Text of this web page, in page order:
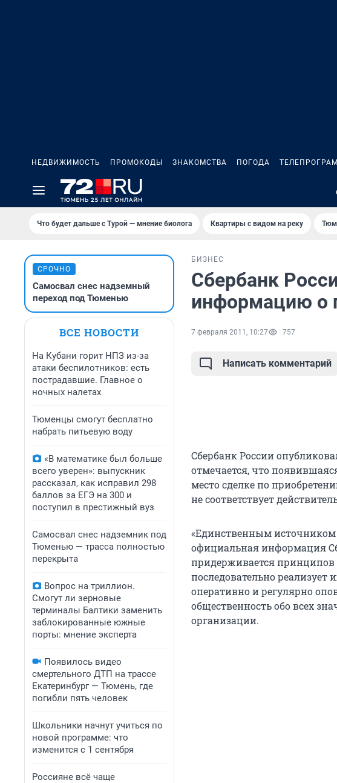
НЕДВИЖИМОСТЬ ПРОМОКОДЫ ЗНАКОМСТВА ПОГОДА
Что будет дальше с Турой — мнение биолога Квартиры с видом на реку
СРОЧНО
Самосвал снес надземный
переход под Тюменью
ВСЕ НОВОСТИ
На Кубани горит НПЗ из-за
атаки беспилотников: есть
пострадавшие. Главное о
ночных налетах
Тюменцы смогут бесплатно
набрать питьевую воду
«В математике был больше
всего уверен»: выпускник
рассказал, как исправил 298
баллов за ЕГЭ на 300 и
поступил в престижный вуз
Самосвал снес надземник под
Тюменью — трасса полностью
перекрыта
Вопрос на триллион.
Смогут ли зерновые
терминалы Балтики заменить
заблокированные южные
порты: мнение эксперта
Появилось видео
смертельного ДТП на трассе
Екатеринбург — Тюмень, где
погибли пять человек
Школьники начнут учиться по
новой программе: что
изменится с 1 сентября
Россияне всё чаще
БИЗНЕС
Сбербанк
информацию о
7 февраля 2011, 10:27 757
Написать комментарий
Сбербанк России
отмечается, что
место сделке по
не соответствует
«Единственным источником
официальная информация
придерживается
последовательно реализует
оперативно и регулярно
общественность обо всех
организации.